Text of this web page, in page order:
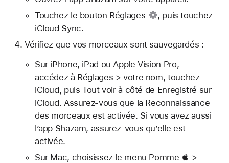
Touchez le bouton Réglages
, puis touchez
iCloud Sync.
Vérifiez que vos morceaux sont sauvegardés :
Sur iPhone, iPad ou Apple Vision Pro,
accédez à Réglages > votre nom, touchez
iCloud, puis Tout voir à côté de Enregistré sur
iCloud. Assurez-vous que la Reconnaissance
des morceaux est activée. Si vous avez aussi
l’app Shazam, assurez-vous qu’elle est
activée.
Sur Mac, choisissez le menu Pomme  >